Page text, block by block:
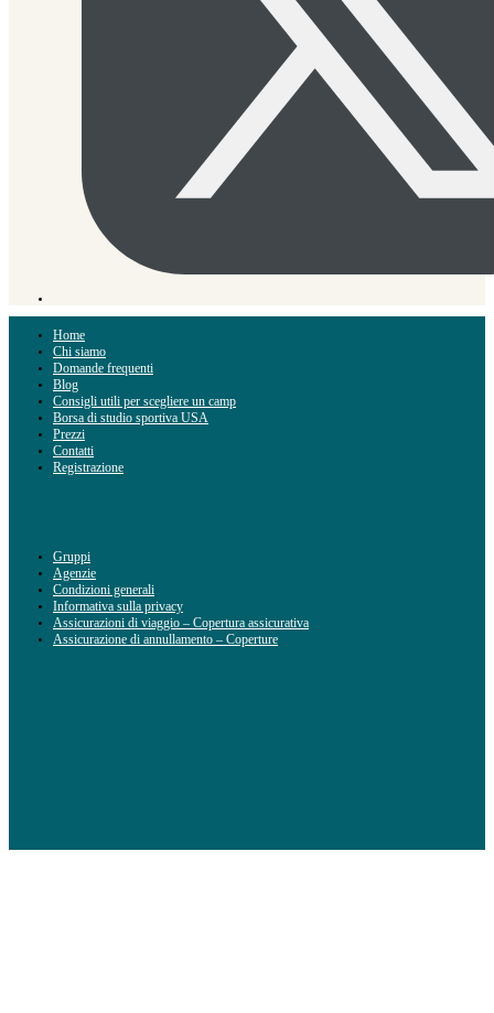
Home
Chi siamo
Domande frequenti
Blog
Consigli utili per scegliere un camp
Borsa di studio sportiva USA
Prezzi
Contatti
Registrazione
Gruppi
Agenzie
Condizioni generali
Informativa sulla privacy
Assicurazioni di viaggio – Copertura assicurativa
Assicurazione di annullamento – Coperture